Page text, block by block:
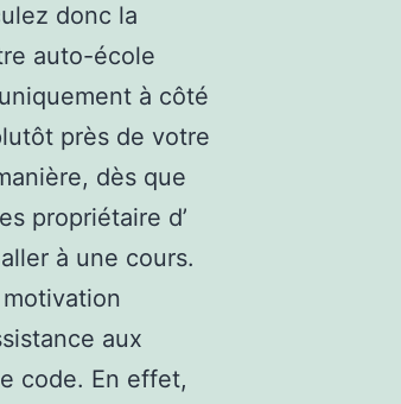
donc la
auto-école
à côté
près de votre
dès que
propriétaire d’
à une cours.
aux
code. En effet,